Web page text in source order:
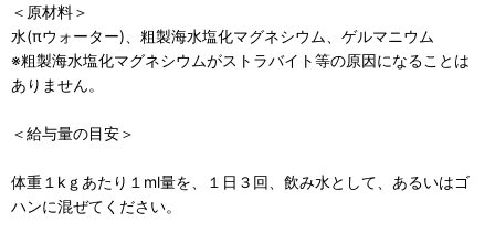
＜原材料＞
水(πウォーター)、粗製海水塩化マグネシウム、ゲルマニウム
※粗製海水塩化マグネシウムがストラバイト等の原因になることは
ありません。
＜給与量の目安＞
体重１kｇあたり１ml量を、１日３回、飲み水として、あるいはゴ
ハンに混ぜてください。